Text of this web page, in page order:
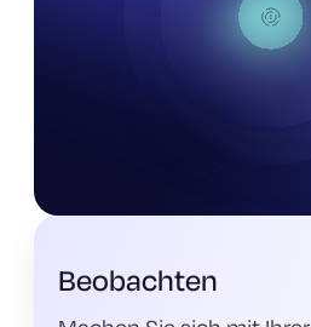
Beobachten